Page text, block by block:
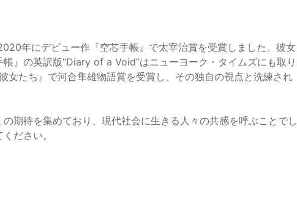
年にデビュー作『空芯手帳』で太宰治賞を受賞しました。彼女
』の英訳版“Diary of a Void”はニューヨーク・タイムズにも取り
女たち』で河合隼雄物語賞を受賞し、その独自の視点と洗練され
期待を集めており、現代社会に生きる人々の共感を呼ぶことでし
ださい。